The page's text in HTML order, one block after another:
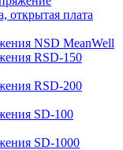
открытая плата
NSD MeanWell
RSD-150
RSD-200
SD-100
SD-1000